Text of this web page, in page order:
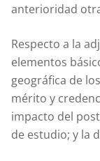
anterioridad
Respecto a la
elementos
geográfica de
mérito y
impacto del
de estudio; y la